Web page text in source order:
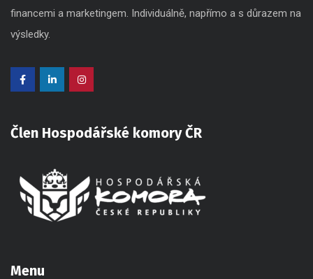
financemi a marketingem. Individuálně, napřímo a s důrazem na
výsledky.
Člen Hospodářské komory ČR
Menu